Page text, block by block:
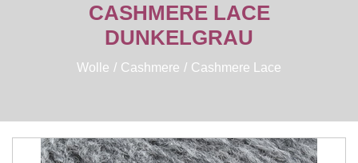
CASHMERE LACE
DUNKELGRAU
Wolle Cashmere Cashmere Lace